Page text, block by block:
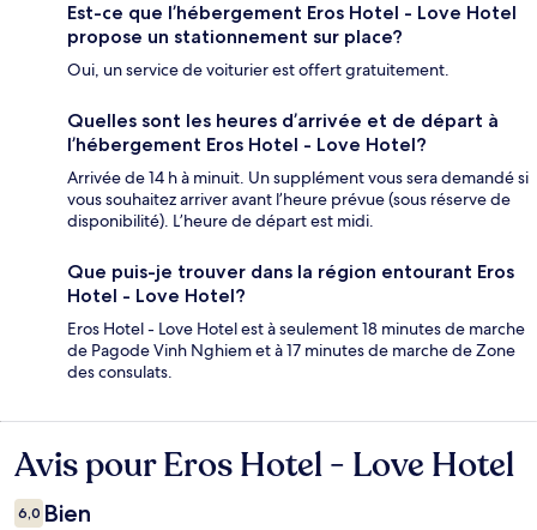
Est-ce que l’hébergement Eros Hotel - Love Hotel
propose un stationnement sur place?
Oui, un service de voiturier est offert gratuitement.
Quelles sont les heures d’arrivée et de départ à
l’hébergement Eros Hotel - Love Hotel?
Arrivée de 14 h à minuit. Un supplément vous sera demandé si
vous souhaitez arriver avant l’heure prévue (sous réserve de
disponibilité). L’heure de départ est midi.
Que puis-je trouver dans la région entourant Eros
Hotel - Love Hotel?
Eros Hotel - Love Hotel est à seulement 18 minutes de marche
de Pagode Vinh Nghiem et à 17 minutes de marche de Zone
des consulats.
Avis
Avis pour Eros Hotel - Love Hotel
6,0 Bien